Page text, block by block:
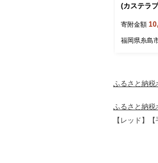
(カステラ
MMER 洋
001]
寄附金額
福岡県糸島
ふるさと納税
ふるさと納税
【レッド】